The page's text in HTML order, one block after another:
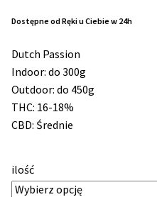
Regularne
Przewaga Sativa
100% Sativa
Dostępne od Ręki u Ciebie w 24h
Dutch Passion
Indoor: do 300g
Outdoor: do 450g
THC: 16-18%
CBD: Średnie
ilość